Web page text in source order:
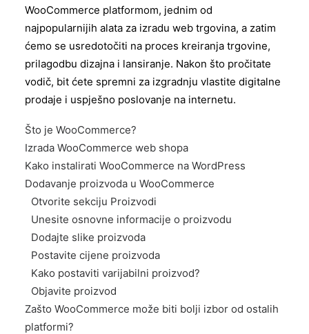
WooCommerce platformom, jednim od
najpopularnijih alata za izradu web trgovina, a zatim
ćemo se usredotočiti na proces kreiranja trgovine,
prilagodbu dizajna i lansiranje. Nakon što pročitate
vodič, bit ćete spremni za izgradnju vlastite digitalne
prodaje i uspješno poslovanje na internetu.
Što je WooCommerce?
Izrada WooCommerce web shopa
Kako instalirati WooCommerce na WordPress
Dodavanje proizvoda u WooCommerce
Otvorite sekciju Proizvodi
Unesite osnovne informacije o proizvodu
Dodajte slike proizvoda
Postavite cijene proizvoda
Kako postaviti varijabilni proizvod?
Objavite proizvod
Zašto WooCommerce može biti bolji izbor od ostalih
platformi?